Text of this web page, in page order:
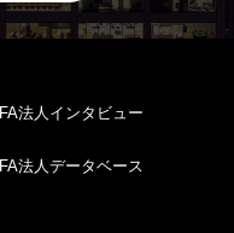
IFA法人インタビュー
IFA法人データベース